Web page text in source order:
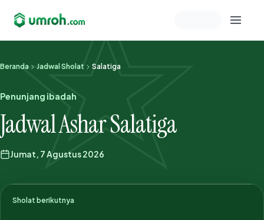
Memeriksa sesi akun
Beranda Jadwal Sholat Salatiga
Penunjang ibadah
Jadwal Ashar Salatiga
Jumat, 7 Agustus 2026
Sholat berikutnya